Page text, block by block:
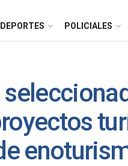
DEPORTES POLICIALES